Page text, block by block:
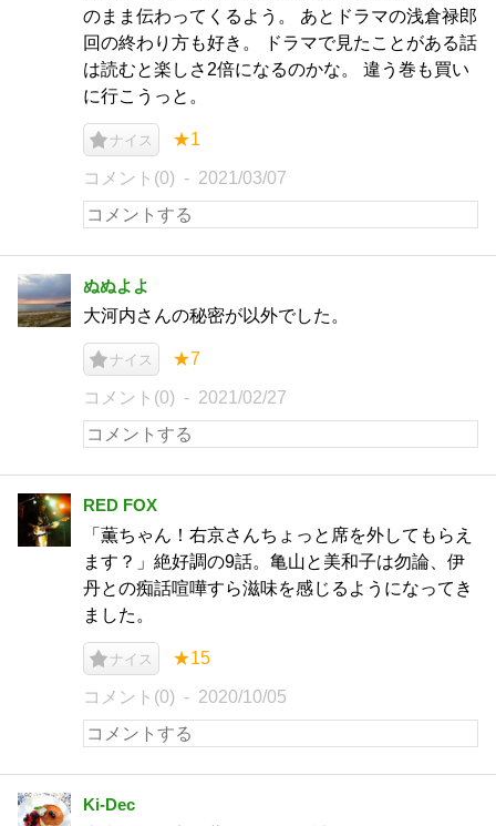
のまま伝わってくるよう。 あとドラマの浅倉禄郎
回の終わり方も好き。 ドラマで見たことがある話
は読むと楽しさ2倍になるのかな。 違う巻も買い
に行こうっと。
ナイス ★1
コメント(0) 2021/03/07
ぬぬよよ
大河内さんの秘密が以外でした。
ナイス ★7
コメント(0) 2021/02/27
RED FOX
「薫ちゃん！右京さんちょっと席を外してもらえ
ます？」絶好調の9話。亀山と美和子は勿論、伊
丹との痴話喧嘩すら滋味を感じるようになってき
ました。
ナイス ★15
コメント(0) 2020/10/05
Ki-Dec